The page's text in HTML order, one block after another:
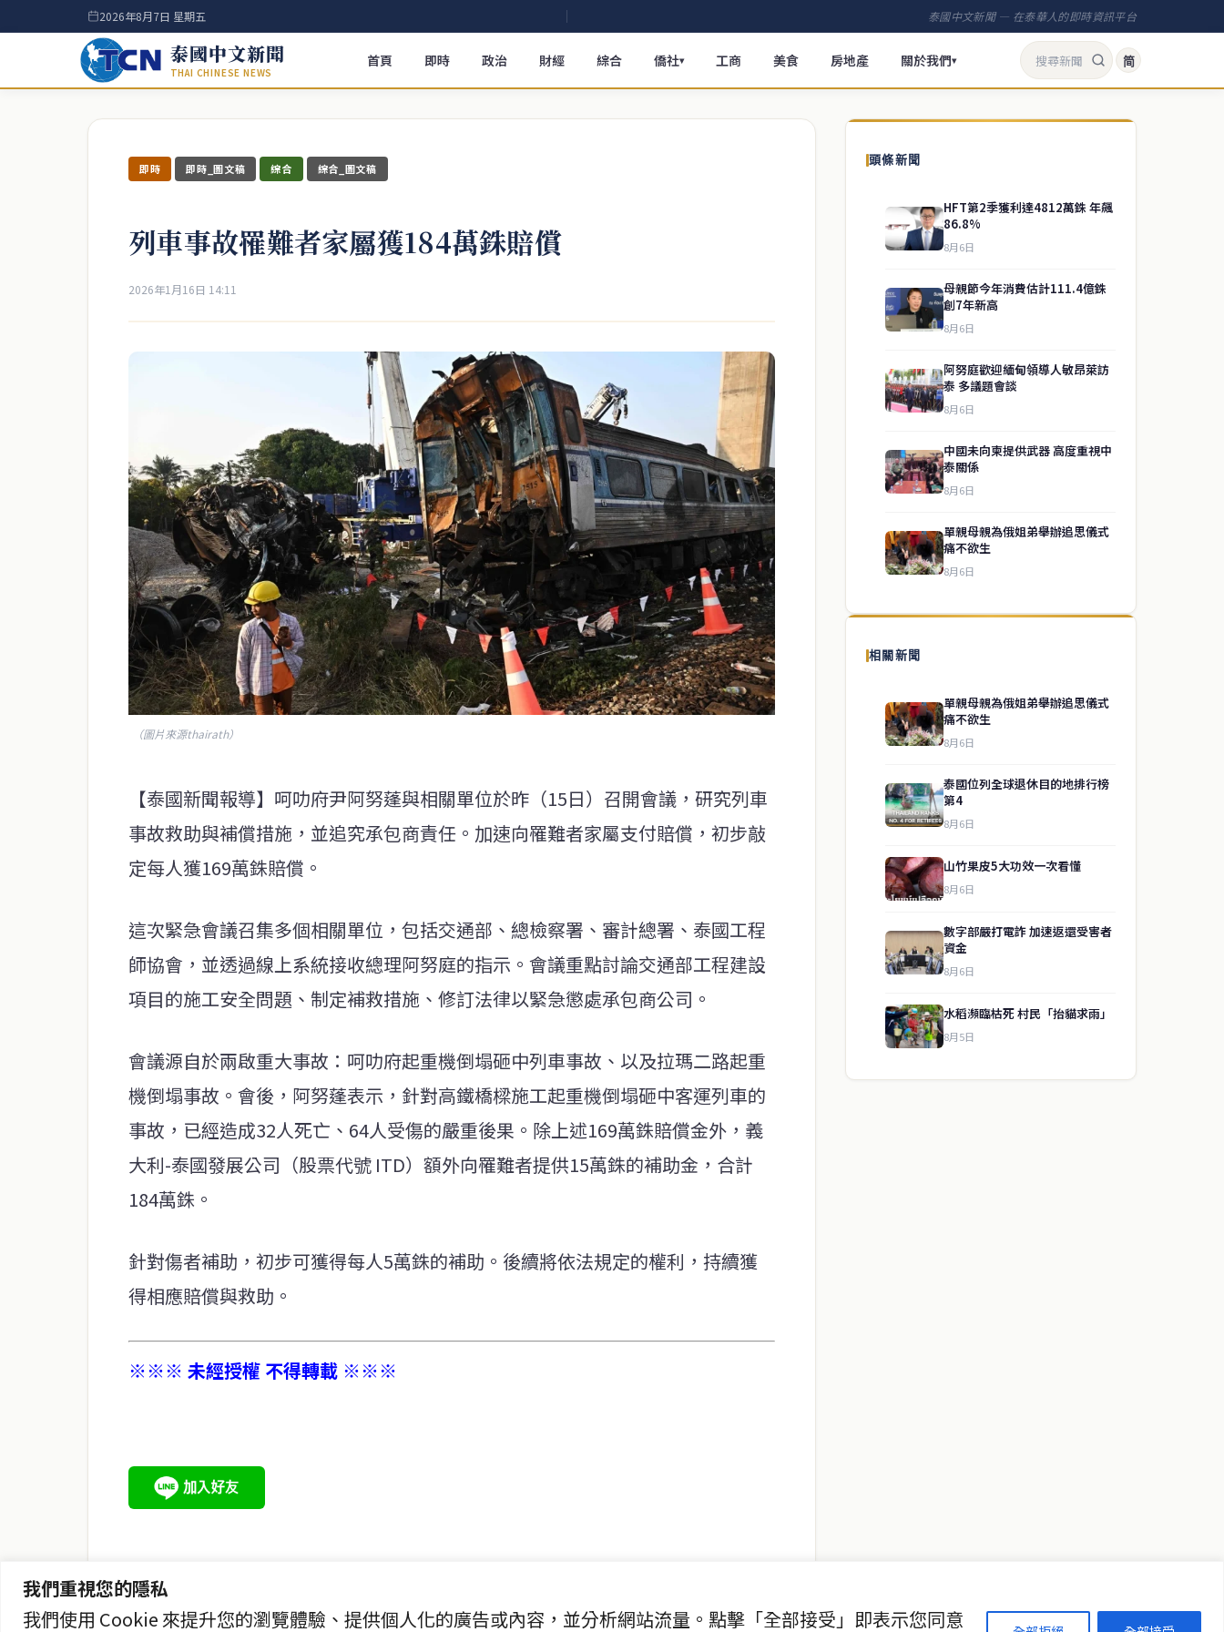
我們重視您的隱私
我們使用 Cookie 來提升您的瀏覽體驗、提供個人化的廣告或內容，並分析網站流量。點擊「全部接受」即表示您同意
2026年8月7日 星期五 泰國中文新聞 — 在泰華人的即時資訊平台
泰國中文新聞
THAI CHINESE NEWS
首頁 即時 政治 財經 綜合 僑社▾ 工商 美食 房地產 關於我們▾ 简
即時 即時_圖文稿 綜合 綜合_圖文稿
列車事故罹難者家屬獲184萬銖賠償
2026年1月16日 14:11
（圖片來源thairath）
【泰國新聞報導】呵叻府尹阿努蓬與相關單位於昨（15日）召開會議，研究列車
事故救助與補償措施，並追究承包商責任。加速向罹難者家屬支付賠償，初步敲
定每人獲169萬銖賠償。
這次緊急會議召集多個相關單位，包括交通部、總檢察署、審計總署、泰國工程
師協會，並透過線上系統接收總理阿努庭的指示。會議重點討論交通部工程建設
項目的施工安全問題、制定補救措施、修訂法律以緊急懲處承包商公司。
會議源自於兩啟重大事故：呵叻府起重機倒塌砸中列車事故、以及拉瑪二路起重
機倒塌事故。會後，阿努蓬表示，針對高鐵橋樑施工起重機倒塌砸中客運列車的
事故，已經造成32人死亡、64人受傷的嚴重後果。除上述169萬銖賠償金外，義
大利-泰國發展公司（股票代號 ITD）額外向罹難者提供15萬銖的補助金，合計
184萬銖。
針對傷者補助，初步可獲得每人5萬銖的補助。後續將依法規定的權利，持續獲
得相應賠償與救助。
※※※ 未經授權 不得轉載 ※※※
頭條新聞
HFT第2季獲利達4812萬銖 年飆
86.8%
8月6日
母親節今年消費估計111.4億銖
創7年新高
8月6日
阿努庭歡迎緬甸領導人敏昂萊訪
泰 多議題會談
8月6日
中國未向柬提供武器 高度重視中
泰關係
8月6日
單親母親為俄姐弟舉辦追思儀式
痛不欲生
8月6日
相關新聞
單親母親為俄姐弟舉辦追思儀式
痛不欲生
8月6日
泰國位列全球退休目的地排行榜
第4
8月6日
山竹果皮5大功效一次看懂
8月6日
數字部嚴打電詐 加速返還受害者
資金
8月6日
水稻瀕臨枯死 村民「抬貓求雨」
8月5日
泰國當地政治、經濟、華人社群與社會時事，為在泰華人讀者提供即
時、客觀、多元的中文新聞內容。